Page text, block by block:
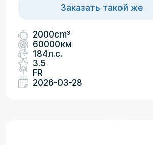
Заказать такой же
2000cm3
60000км
184л.с.
3.5
FR
2026-03-28